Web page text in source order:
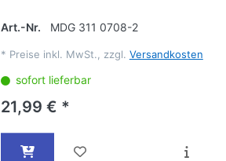
Art.-Nr. MDG 311 0708-2
* Preise inkl. MwSt., zzgl. Versandkosten
sofort lieferbar
21,99 € *